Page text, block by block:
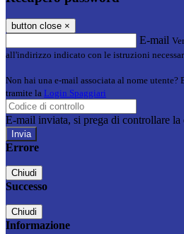
button close ×
E-mail
all'indirizzo indicato con le istruzioni
Non hai una e-mail associata al nome utente?
tramite la Login Spaggiari
E-mail inviata, si prega di controllare la
Errore
Chiudi
Successo
Chiudi
Informazione